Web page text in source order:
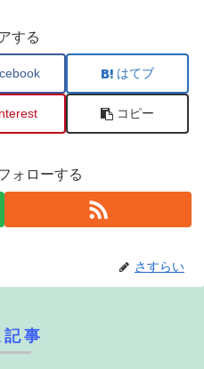
する
はてブ
コピー
ォローする
さすらい
記事